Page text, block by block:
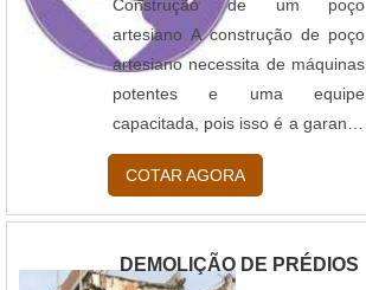
“reforma” de prédios
abandonados há mui....
Construção de um poço
artesiano A construção de poço
artesiano necessita de máquinas
potentes e uma equipe
capacitada, pois isso é a garantia
de que em situações adversas,
haverá uma solução adequada
para resolver o problema.
geológicas e hidrogeológicas do
COTAR AGORA
DEMOLIÇÃO DE PRÉDIOS